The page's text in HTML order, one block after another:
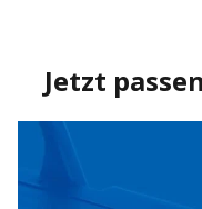
Jetzt